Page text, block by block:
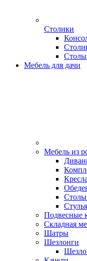
Столики
Мебель для дачи
Мебель из
Столы
Подвесные
Складная
Шатры
Шезлонги